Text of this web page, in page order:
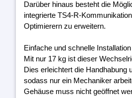
Darüber hinaus besteht die
integrierte TS4-R-
Optimierern zu erweitern.
Einfache und schnelle Installation
Mit nur 17 kg ist dieser
Dies erleichtert die Handhabung
sodass nur ein Mechaniker
Gehäuse muss nicht geöffnet